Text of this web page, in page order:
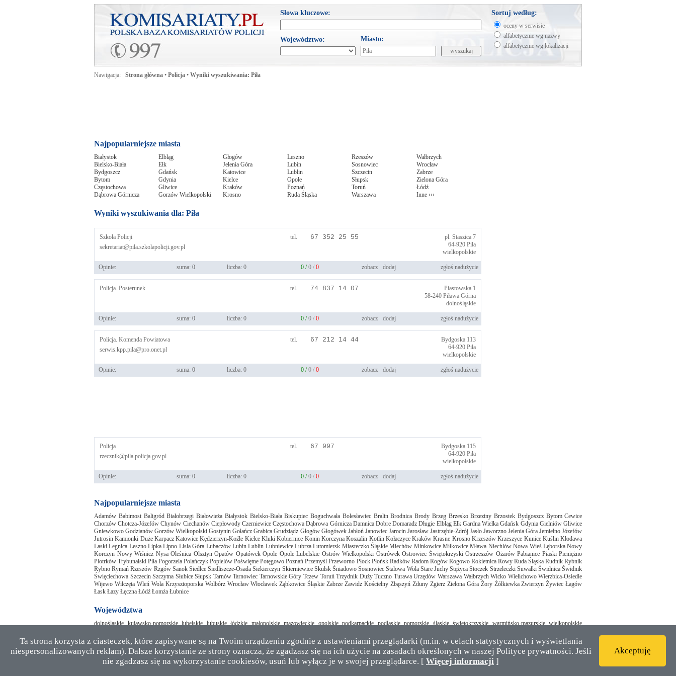
Słowa kluczowe:
Województwo: Miasto:
Sortuj według:
oceny w serwisie
alfabetycznie wg nazwy
alfabetycznie wg lokalizacji
Nawigacja: Strona główna • Policja • Wyniki wyszukiwania: Piła
Najpopularniejsze miasta
Białystok
Bielsko-Biała
Bydgoszcz
Bytom
Częstochowa
Dąbrowa Górnicza
Elbląg
Ełk
Gdańsk
Gdynia
Gliwice
Gorzów Wielkopolski
Głogów
Jelenia Góra
Katowice
Kielce
Kraków
Krosno
Leszno
Lubin
Lublin
Opole
Poznań
Ruda Śląska
Rzeszów
Sosnowiec
Szczecin
Słupsk
Toruń
Warszawa
Wałbrzych
Wrocław
Zabrze
Zielona Góra
Łódź
Inne ›››
Wyniki wyszukiwania dla: Piła
Szkoła Policji
sekretariat@pila.szkolapolicji.gov.pl
tel. 67 352 25 55
pl. Staszica 7
64-920 Piła
wielkopolskie
Opinie: suma: 0 liczba: 0 0 /0 / 0 zobacz dodaj zgłoś nadużycie
Policja. Posterunek tel. 74 837 14 07
Piastowska 1
58-240 Piława Górna
dolnośląskie
Opinie: suma: 0 liczba: 0 0 /0 / 0 zobacz dodaj zgłoś nadużycie
Policja. Komenda Powiatowa
serwis.kpp.pila@pro.onet.pl
tel. 67 212 14 44
Bydgoska 113
64-920 Piła
wielkopolskie
Opinie: suma: 0 liczba: 0 0 /0 / 0 zobacz dodaj zgłoś nadużycie
Policja
rzecznik@pila.policja.gov.pl
tel. 67 997
Bydgoska 115
64-920 Piła
wielkopolskie
Opinie: suma: 0 liczba: 0 0 /0 / 0 zobacz dodaj zgłoś nadużycie
Najpopularniejsze miasta
Adamów Babimost Baligród Białobrzegi Białowieża Białystok Bielsko-Biała Biskupiec Boguchwała Bolesławiec Bralin Brodnica Brody Brzeg Brzesko Brzeziny Brzostek Bydgoszcz Bytom Cewice
Chorzów Chotcza-Józefów Chynów Ciechanów Ciepłowody Czerniewice Częstochowa Dąbrowa Górnicza Damnica Dobre Domaradz Długie Elbląg Ełk Gardna Wielka Gdańsk Gdynia Gielniów Gliwice
Gniewkowo Godzianów Gorzów Wielkopolski Gostynin Gołańcz Grabica Grudziądz Głogów Głogówek Jabłoń Janowiec Jarocin Jarosław Jastrzębie-Zdrój Jasło Jaworzno Jelenia Góra Jemielno Józefów
Jutrosin Kamionki Duże Karpacz Katowice Kędzierzyn-Koźle Kielce Kluki Kobiernice Konin Korczyna Koszalin Kotlin Kołaczyce Kraków Krasne Krosno Krzeszów Krzeszyce Kunice Kuślin Kłodawa
Laski Legnica Leszno Lipka Lipno Lisia Góra Lubaczów Lubin Lublin Lubniewice Lubrza Lutomiersk Miasteczko Śląskie Miechów Minkowice Miłkowice Mława Niechlów Nowa Wieś Lęborska Nowy
Korczyn Nowy Wiśnicz Nysa Oleśnica Olsztyn Opatów Opatówek Opole Opole Lubelskie Ostrów Wielkopolski Ostrówek Ostrowiec Świętokrzyski Ostrzeszów Ożarów Pabianice Piaski Pieniężno
Piotrków Trybunalski Piła Pogorzela Polańczyk Popielów Poświętne Potęgowo Poznań Przemyśl Przeworno Płock Płońsk Radków Radom Rogów Rogowo Rokietnica Rowy Ruda Śląska Rudnik Rybnik
Rybno Rymań Rzeszów Rzgów Sanok Siedlce Siedliszcze-Osada Siekierczyn Skierniewice Skulsk Śniadowo Sosnowiec Stalowa Wola Stare Juchy Stężyca Stoczek Strzeleczki Suwałki Świdnica Świdnik
Święciechowa Szczecin Szczytna Słubice Słupsk Tarnów Tarnowiec Tarnowskie Góry Tczew Toruń Trzydnik Duży Tuczno Turawa Urzędów Warszawa Wałbrzych Wicko Wielichowo Wierzbica-Osiedle
Wijewo Wilczęta Wleń Wola Krzysztoporska Wolbórz Wrocław Włocławek Ząbkowice Śląskie Zabrze Zawidz Kościelny Zbąszyń Zduny Zgierz Zielona Góra Żory Żółkiewka Zwierzyn Żywiec Łagów
Łask Łazy Łęczna Łódź Łomża Łubnice
Województwa
dolnośląskie kujawsko-pomorskie lubelskie lubuskie łódzkie małopolskie mazowieckie opolskie podkarpackie podlaskie pomorskie śląskie świętokrzyskie warmińsko-mazurskie wielkopolskie
Wszelkie prawa zastrzeżone, © komisariaty.pl 2026 Kontakt
Ta strona korzysta z ciasteczek, które zapisywane są na Twoim urządzeniu zgodnie z ustawieniami przeglądarki (m.in. w celach statystycznych i wyświetlania
niespersonalizowanych reklam). Dalsze korzystanie ze strony oznacza, że zgadzasz się na ich użycie na zasadach określonych w naszej Polityce prywatności. Jeśli
nie zgadzasz się na wykorzystanie cookiesów, usuń lub wyłącz je w swojej przeglądarce. [ Więcej informacji ]
Akceptuję